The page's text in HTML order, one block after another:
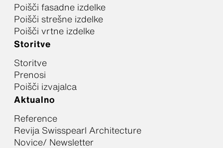
Poišči fasadne izdelke
Poišči strešne izdelke
Poišči vrtne izdelke
Storitve
Storitve
Prenosi
Poišči izvajalca
Aktualno
Reference
Revija Swisspearl Architecture
Novice/ Newsletter